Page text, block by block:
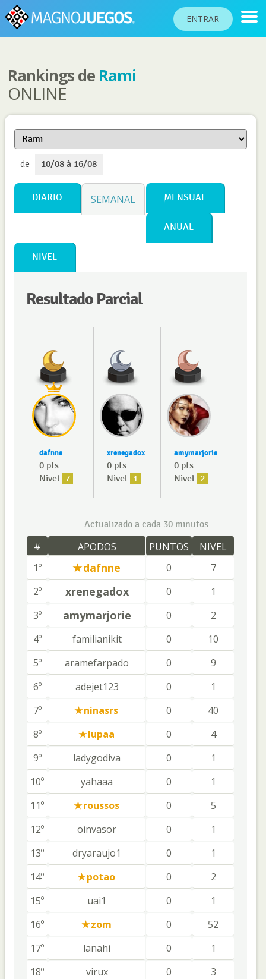
ENTRAR
RANKINGS
TORNEOS
COMUNIDAD
AYUDA
PASAPORTE
JUGAR
Rankings de Rami
ONLINE
de 10/08 à 16/08
DIARIO SEMANAL MENSUAL
ANUAL
NIVEL
Resultado Parcial
dafnne
0 pts
Nivel 7
xrenegadox
0 pts
Nivel 1
amymarjorie
0 pts
Nivel 2
Actualizado a cada 30 minutos
# APODOS PUNTOS
NIVEL
1º
dafnne 0
7
2º
xrenegadox 0
1
3º
amymarjorie 0
2
4º
familianikit 0
10
5º
aramefarpado 0
9
6º
adejet123 0
1
7º
ninasrs 0
40
8º
lupaa 0
4
9º
ladygodiva 0
1
10º
yahaaa 0
1
11º
roussos 0
5
12º
oinvasor 0
1
13º
dryaraujo1 0
1
14º
potao 0
2
15º
uai1 0
1
16º
zom 0
52
17º
lanahi 0
1
18º
virux 0
3